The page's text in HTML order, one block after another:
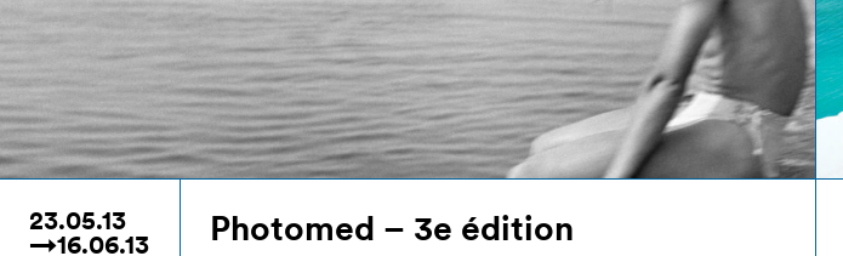
23.05.13
→16.06.13 Photomed – 3e édition